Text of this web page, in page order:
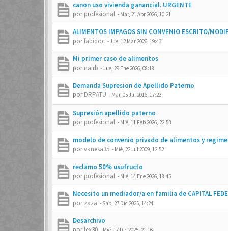
canon uso vivienda ganancial. URGENTE
porprofesional - Mar, 21 Abr 2026, 10:21
ALIMENTOS IMPAGOS SIN CONVENIO ESCRITO/
porfabidoc -Jue, 12 Mar 2026, 19:43
Mi primer caso de alimentos
pornairb -Jue, 29 Ene 2026, 08:18
Demanda Supresion de Apellido Paterno
porDRPATU - Mar, 05 Jul 2016, 17:23
Supresión apellido paterno
porprofesional - Mié, 11 Feb 2026, 22:53
modelo de convenio privado de alimentos y
porvanesa35 - Mié, 22 Jul 2009, 12:52
reclamo 50% usufructo
porprofesional - Mié, 14 Ene 2026, 18:45
Necesito un mediador/a en familia de CAPITAL
porzaza - Sab, 27 Dic 2025, 14:24
Desarchivo